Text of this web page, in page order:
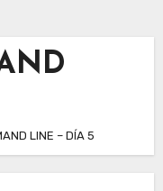
LINE – DÍA 5